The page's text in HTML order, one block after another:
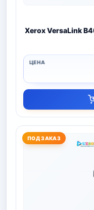
Xerox VersaLink
ПОД ЗАКАЗ